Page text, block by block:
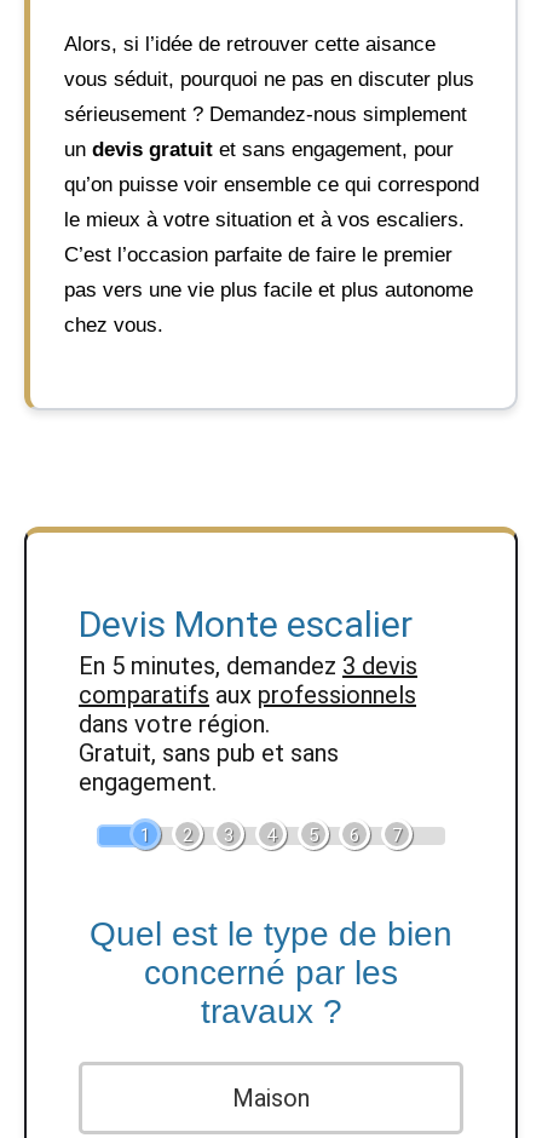
Alors, si l’idée de retrouver cette aisance
vous séduit, pourquoi ne pas en discuter plus
sérieusement ? Demandez-nous simplement
un devis gratuit et sans engagement, pour
qu’on puisse voir ensemble ce qui correspond
le mieux à votre situation et à vos escaliers.
C’est l’occasion parfaite de faire le premier
pas vers une vie plus facile et plus autonome
chez vous.
Devis Monte escalier
En 5 minutes, demandez 3 devis
comparatifs aux professionnels
dans votre région.
Gratuit, sans pub et sans
engagement.
1 2 3 4 5 6 7
Quel est le type de bien
concerné par les
travaux ?
Maison